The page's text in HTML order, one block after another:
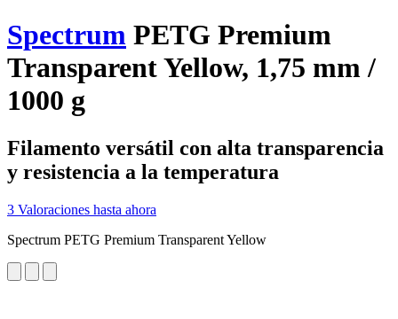
Spectrum PETG Premium
Transparent Yellow, 1,75 mm /
1000 g
Filamento versátil con alta transparencia
y resistencia a la temperatura
3 Valoraciones hasta ahora
Spectrum PETG Premium Transparent Yellow